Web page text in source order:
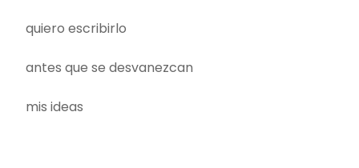
quiero escribirlo
antes que se desvanezcan
mis ideas